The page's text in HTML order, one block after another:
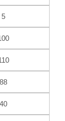
5
88
40